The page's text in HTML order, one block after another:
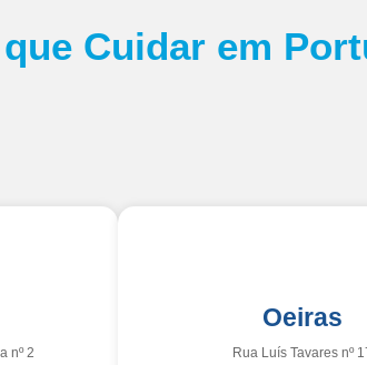
Cuidar em
nº 2
Oeiras
Rua Luís Tavares nº